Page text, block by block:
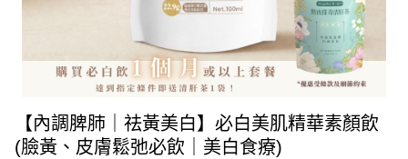
【內調脾肺｜祛黃美白】必白美肌精華素顏飲
(臉黃、皮膚鬆弛必飲｜美白食療)